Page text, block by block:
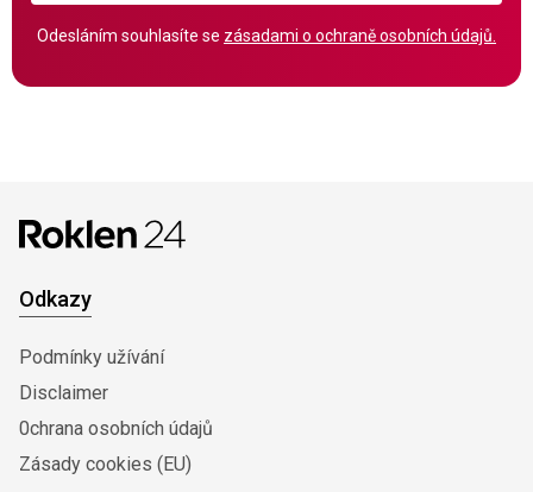
Odesláním souhlasíte se zásadami o ochraně osobních údajů.
Odkazy
Podmínky užívání
Disclaimer
0chrana osobních údajů
Zásady cookies (EU)